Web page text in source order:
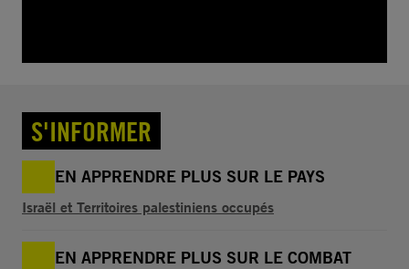
S'INFORMER
EN APPRENDRE PLUS SUR LE PAYS
Israël et Territoires palestiniens occupés
EN APPRENDRE PLUS SUR LE COMBAT